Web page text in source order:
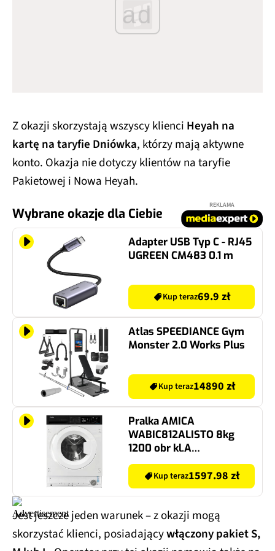
ad
Z okazji skorzystają wszyscy klienci Heyah na
kartę na taryfie Dniówka, którzy mają aktywne
konto. Okazja nie dotyczy klientów na taryfie
Pakietowej i Nowa Heyah.
Wybrane okazje dla Ciebie
REKLAMA
Adapter USB Typ C - RJ45
UGREEN CM483 0.1 m
Kup teraz69.9 zł
Atlas SPEEDIANCE Gym
Monster 2.0 Works Plus
Kup teraz14890 zł
Pralka AMICA
WABIC812ALISTO 8kg
1200 obr kl.A
SteamPowerPro
Kup teraz1597.98 zł
Jest jeszcze jeden warunek – z okazji mogą
skorzystać klienci, posiadającywłączony pakiet S,